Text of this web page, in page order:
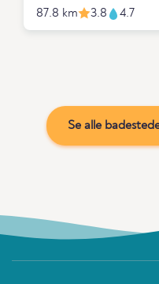
87.8 km 3.8 4.7
Se alle